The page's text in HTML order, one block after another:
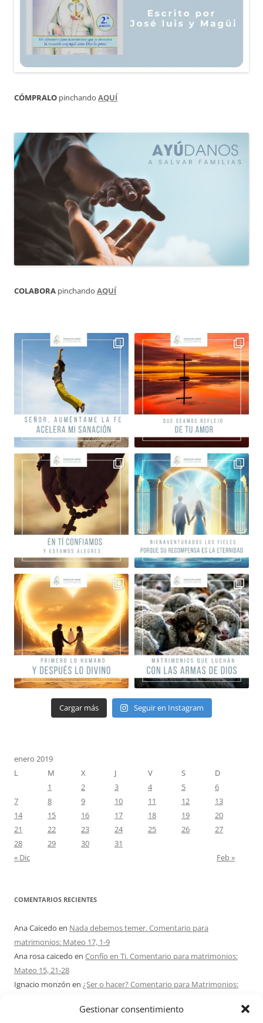
Gestionar consentimiento
CÓMPRALO pinchando AQUÍ
COLABORA pinchando AQUÍ
Cargar más Seguir en Instagram
enero 2019
L
M X J V S
D
1
2 3 4 5
6
7
8 9 10 11 12
13
14
15 16 17 18 19
20
21
22 23 24 25 26
27
28
29 30
31
« Dic
Feb »
COMENTARIOS RECIENTES
Ana Caicedo en Nada debemos temer. Comentario para
matrimonios: Mateo 17, 1-9
Ana rosa caicedo en Confío en Ti. Comentario para matrimonios:
Mateo 15, 21-28
Ignacio monzón en ¿Ser o hacer? Comentario para Matrimonios:
Maria Asuncion Herrero Mendezen¿Ser o hacer? Comentario para